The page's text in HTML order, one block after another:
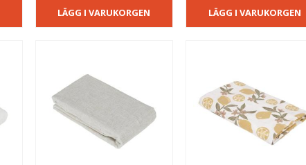
LÄGG I VARUKORGEN LÄGG I VARUKORGEN